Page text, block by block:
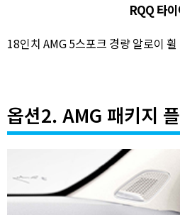
RQQ 타
18인치 AMG 5스포크 경량 알로이 휠
옵션2. AMG 패키지